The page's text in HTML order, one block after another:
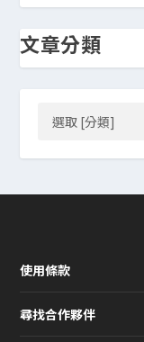
文章分類
使用條款
尋找合作夥伴